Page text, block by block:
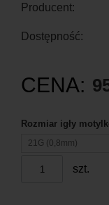
Producent:
Dostępność:
CENA:
Rozmiar igły
21G (0,8mm)
szt.